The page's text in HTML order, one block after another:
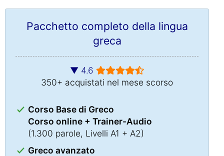
Pacchetto completo della lingua
greca
▼ 4.6
350+ acquistati nel mese scorso
Corso Base di Greco
Corso online + Trainer-Audio
(1.300 parole, Livelli A1 + A2)
Greco avanzato